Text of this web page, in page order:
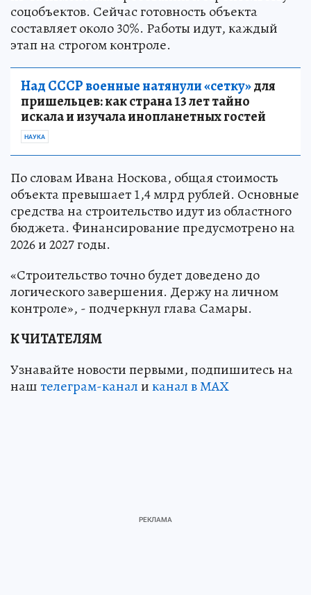
соцобъектов. Сейчас готовность объекта
составляет около 30%. Работы идут, каждый
этап на строгом контроле.
Над СССР военные натянули «сетку»для
пришельцев: как страна 13 лет тайно
искала и изучала инопланетных гостей
НАУКА
По словам Ивана Носкова, общая стоимость
объекта превышает 1,4 млрд рублей. Основные
средства на строительство идут из областного
бюджета. Финансирование предусмотрено на
2026 и 2027 годы.
«Строительство точно будет доведено до
логического завершения. Держу на личном
контроле», - подчеркнул глава Самары.
К ЧИТАТЕЛЯМ
Узнавайте новости первыми, подпишитесь на
наштелеграм-каналиканал в МАХ